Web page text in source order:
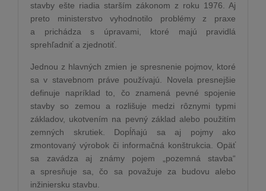
stavby ešte riadia starším zákonom z roku 1976. Aj
preto ministerstvo vyhodnotilo problémy z praxe
a prichádza s úpravami, ktoré majú pravidlá
sprehľadniť a zjednotiť.
Jednou z hlavných zmien je spresnenie pojmov, ktoré
sa v stavebnom práve používajú. Novela presnejšie
definuje napríklad to, čo znamená pevné spojenie
stavby so zemou a rozlišuje medzi rôznymi typmi
základov, ukotvením na pevný základ alebo použitím
zemných skrutiek. Dopĺňajú sa aj pojmy ako
zmontovaný výrobok či informačná konštrukcia. Opäť
sa zavádza aj známy pojem „pozemná stavba“
a spresňuje sa, čo sa považuje za budovu alebo
inžiniersku stavbu.